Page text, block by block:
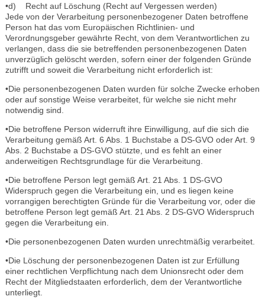
•d) Recht auf Löschung (Recht auf Vergessen werden)
Jede von der Verarbeitung personenbezogener Daten betroffene
Person hat das vom Europäischen Richtlinien- und
Verordnungsgeber gewährte Recht, von dem Verantwortlichen zu
verlangen, dass die sie betreffenden personenbezogenen Daten
unverzüglich gelöscht werden, sofern einer der folgenden Gründe
zutrifft und soweit die Verarbeitung nicht erforderlich ist:
•Die personenbezogenen Daten wurden für solche Zwecke erhoben
oder auf sonstige Weise verarbeitet, für welche sie nicht mehr
notwendig sind.
•Die betroffene Person widerruft ihre Einwilligung, auf die sich die
Verarbeitung gemäß Art. 6 Abs. 1 Buchstabe a DS-GVO oder Art. 9
Abs. 2 Buchstabe a DS-GVO stützte, und es fehlt an einer
anderweitigen Rechtsgrundlage für die Verarbeitung.
•Die betroffene Person legt gemäß Art. 21 Abs. 1 DS-GVO
Widerspruch gegen die Verarbeitung ein, und es liegen keine
vorrangigen berechtigten Gründe für die Verarbeitung vor, oder die
betroffene Person legt gemäß Art. 21 Abs. 2 DS-GVO Widerspruch
gegen die Verarbeitung ein.
•Die personenbezogenen Daten wurden unrechtmäßig verarbeitet.
•Die Löschung der personenbezogenen Daten ist zur Erfüllung
einer rechtlichen Verpflichtung nach dem Unionsrecht oder dem
Recht der Mitgliedstaaten erforderlich, dem der Verantwortliche
unterliegt.